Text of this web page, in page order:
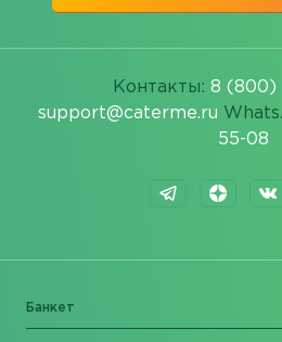
Контакты: 8 (800)
support@caterme.ru
55-08
Банкет